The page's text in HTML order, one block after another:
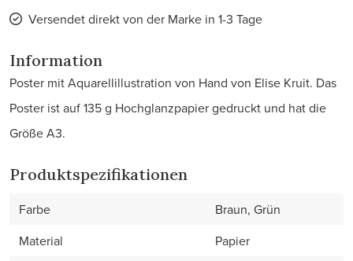
Versendet direkt von der Marke in 1-3 Tage
Information
Poster mit Aquarellillustration von Hand von Elise Kruit. Das
Poster ist auf 135 g Hochglanzpapier gedruckt und hat die
Größe A3.
Produktspezifikationen
Farbe
Braun, Grün
Material
Papier